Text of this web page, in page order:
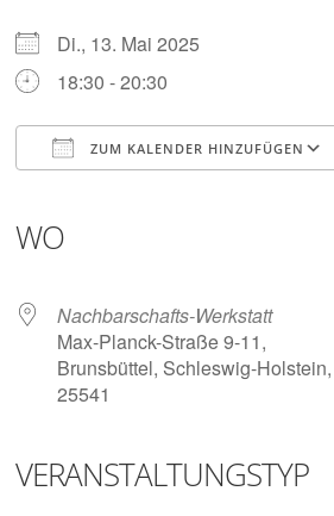
zum
Basteln,
Tüfteln,
Digitalisieren
Di., 13. Mai 2025
18:30 - 20:30
ZUM KALENDER HINZUFÜGEN
WO
Nachbarschafts-Werkstatt
Max-Planck-Straße 9-11,
Brunsbüttel, Schleswig-Holstein,
25541
VERANSTALTUNGSTYP